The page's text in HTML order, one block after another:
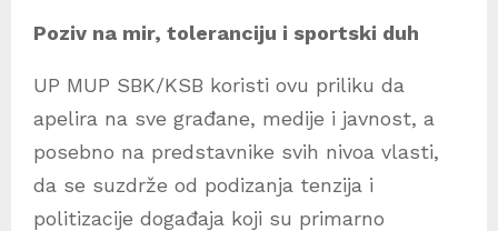
Poziv na mir, toleranciju i sportski duh
UP MUP SBK/KSB koristi ovu priliku da
apelira na sve građane, medije i javnost, a
posebno na predstavnike svih nivoa vlasti,
da se suzdrže od podizanja tenzija i
politizacije događaja koji su primarno